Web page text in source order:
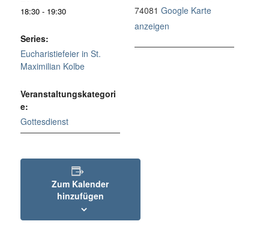
18:30 - 19:30
Series:
Eucharistiefeier in St.
Maximilian Kolbe
Veranstaltungskategori
e:
Gottesdienst
74081 Google Karte
anzeigen
Zum Kalender
hinzufügen